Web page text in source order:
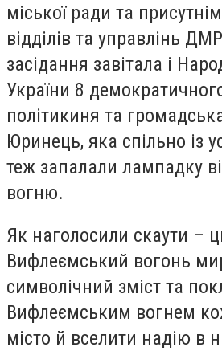
міської ради та
відділів та управлінь
засідання завітала і
України 8
політикиня та
Юринець, яка спільно із
теж запалали лампадку
вогню.
Як наголосили скаути –
Вифлеємський вогонь
символічний зміст та
Вифлеємським вогнем
місто й вселити надію в